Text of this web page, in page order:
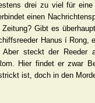
drei zu viel für
einen
Gibt es
Hanus í Rong,
steckt der Reeder
Hier findet er zwar
ist, doch in den